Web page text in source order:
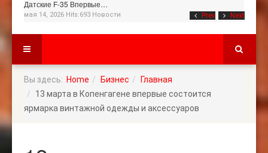
Prev Next
Датские F-35 Впервые…
мая 14, 2026 Hits:693 Новости
Вы здесь: Home Бизнес
Главная
13 марта в Копенгагене впервые состоится
ярмарка винтажной одежды и аксессуаров